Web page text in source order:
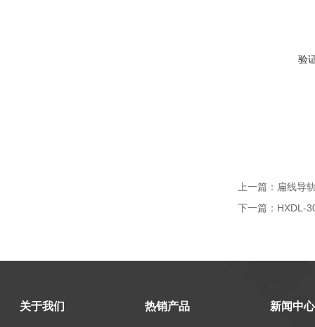
验
上一篇： 扁线导
下一篇： HXDL-
关于我们 热销产品 新闻中心